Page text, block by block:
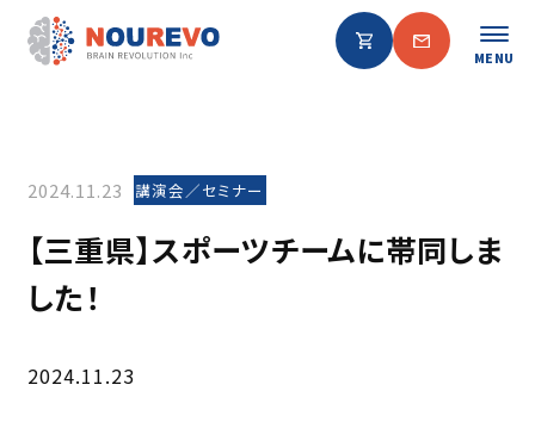
MENU
2024.11.23 講演会／セミナー
【三重県】スポーツチームに帯同しま
した！
2024.11.23